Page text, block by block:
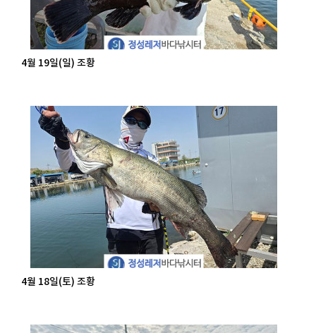
4월 19일(일) 조황
4월 18일(토) 조황